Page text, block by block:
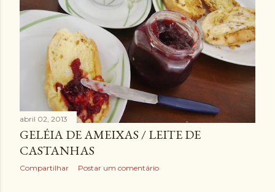
abril 02, 2013
GELÉIA DE AMEIXAS / LEITE DE
CASTANHAS
Compartilhar Postar um comentário